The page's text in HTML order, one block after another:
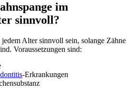
im
sinnvoll?
Alter sinnvoll sein, solange Zähne
Voraussetzungen sind:
-Erkrankungen